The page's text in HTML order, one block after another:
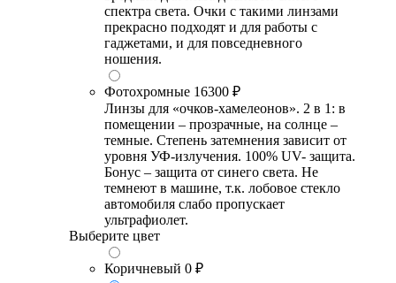
спектра света. Очки с такими линзами
прекрасно подходят и для работы с
гаджетами, и для повседневного
ношения.
Фотохромные 16300 ₽
Линзы для «очков-хамелеонов». 2 в 1: в
помещении – прозрачные, на солнце –
темные. Степень затемнения зависит от
уровня УФ-излучения. 100% UV- защита.
Бонус – защита от синего света. Не
темнеют в машине, т.к. лобовое стекло
автомобиля слабо пропускает
ультрафиолет.
Выберите цвет
Коричневый 0 ₽